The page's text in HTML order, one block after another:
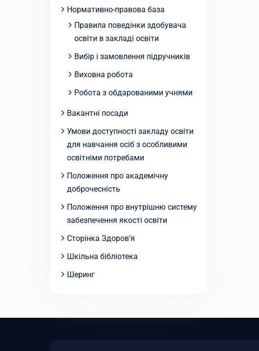
Нормативно-правова база
Правила поведінки здобувача
освіти в закладі освіти
Вибір і замовлення підручників
Виховна робота
Робота з обдарованими учнями
Вакантні посади
Умови доступності закладу освіти
для навчання осіб з особливими
освітніми потребами
Положення про академічну
доброчесність
Положення про внутрішню систему
забезпечення якості освіти
Сторінка Здоров’я
Шкільна бібліотека
Шеринг